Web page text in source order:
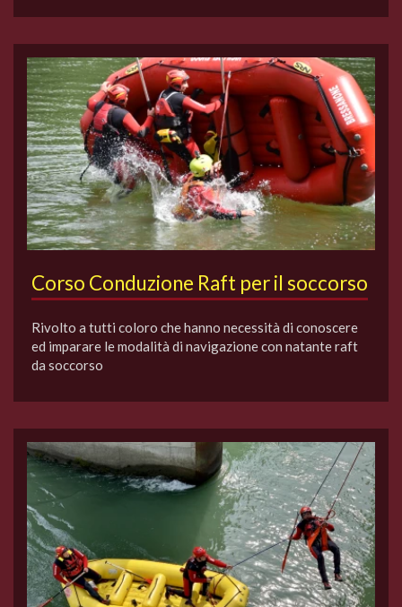
Corso Conduzione Raft per il soccorso
Rivolto a tutti coloro che hanno necessità di conoscere
ed imparare le modalità di navigazione con natante raft
da soccorso